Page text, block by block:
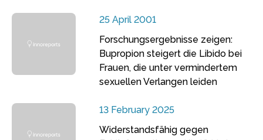
25 April 2001
Forschungsergebnisse zeigen:
Bupropion steigert die Libido bei
Frauen, die unter vermindertem
sexuellen Verlangen leiden
13 February 2025
Widerstandsfähig gegen